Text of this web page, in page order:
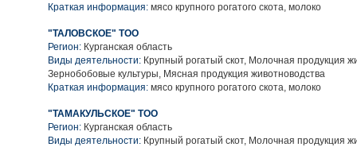
Краткая информация: мясо крупного рогатого скота, молоко
"ТАЛОВСКОЕ" ТОО
Регион: Курганская область
Виды деятельности: Крупный рогатый скот, Молочная продукция
Зернобобовые культуры, Мясная продукция животноводства
Краткая информация: мясо крупного рогатого скота, молоко
"ТАМАКУЛЬСКОЕ" ТОО
Регион: Курганская область
Виды деятельности: Крупный рогатый скот, Молочная продукция